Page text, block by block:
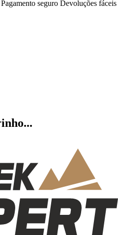
Pagamento seguro Devoluções fáceis